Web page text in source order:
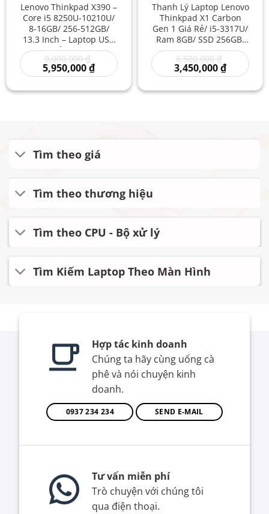
Lenovo Thinkpad X390 –
Core i5 8250U-10210U/
8-16GB/ 256-512GB/
13.3 Inch – Laptop USA
Giá Sỉ – Lenovo
Thinkpad Xách Tay Giá
Rẻ – Laptop Mỏng Nhẹ
9,000,000₫
gốc
là:
9,000,000 ₫.
5,950,000₫Giá
hiện
là:
Thanh Lý Laptop Lenovo
Thinkpad X1 Carbon
Gen 1 Giá Rẻ/ i5-3317U/
Ram 8GB/ SSD 256GB/
Mua Máy Tính Cũ/
Laptop Lenovo ThinkPad
X1 Giá Rẻ
6,500,000₫
gốc
là:
6,500,000
3,450,000₫Giá
hiện
là:
Tìm theo giá
Tìm theo thương hiệu
Tìm theo CPU - Bộ xử lý
Tìm Kiếm Laptop Theo Màn Hình
Hợp tác kinh doanh
Chúng ta hãy cùng uống cà
phê và nói chuyện kinh
doanh.
0937 234 234 SEND E-MAIL
Tư vấn miễn phí
Trò chuyện với chúng tôi
qua điện thoại.